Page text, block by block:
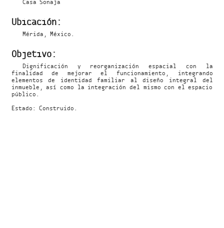
Casa Sonaja
Ubicación:
Mérida, México.
Objetivo:
Dignificación y reorganización espacial con la
finalidad de mejorar el funcionamiento, integrando
elementos de identidad familiar al diseño integral del
inmueble, así como la integración del mismo con el espacio
público.
Estado: Construido.